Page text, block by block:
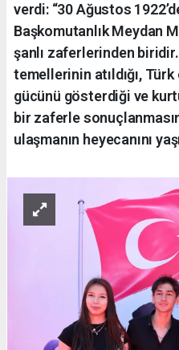
verdi: “30 Ağustos
Başkomutanlık Meydan
şanlı zaferlerinden
temellerinin atıldığı,
gücünü gösterdiği ve
bir zaferle
ulaşmanın heyecanını